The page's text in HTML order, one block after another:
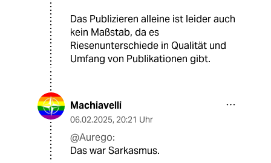
Das Publizieren alleine ist leider auch
kein Maßstab, da es
Riesenunterschiede in Qualität und
Umfang von Publikationen gibt.
Machiavelli
06.02.2025, 20:21 Uhr
@Aurego:
Das war Sarkasmus.